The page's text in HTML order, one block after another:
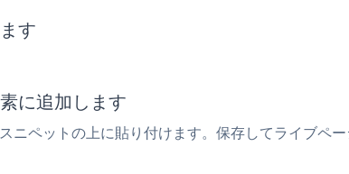
す
に追加します
ペットの上に貼り付けます。保存してライブペ